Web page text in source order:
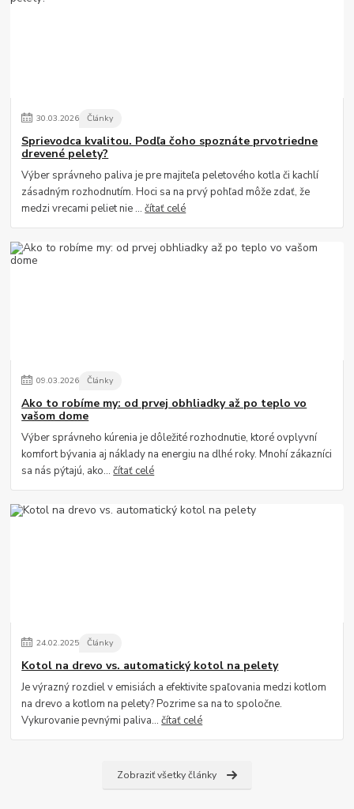
30.03.2026 Články
Sprievodca kvalitou. Podľa čoho spoznáte prvotriedne
drevené pelety?
Výber správneho paliva je pre majiteľa peletového kotla či kachlí
zásadným rozhodnutím. Hoci sa na prvý pohľad môže zdať, že
medzi vrecami peliet nie ...čítať celé
09.03.2026 Články
Ako to robíme my: od prvej obhliadky až po teplo vo
vašom dome
Výber správneho kúrenia je dôležité rozhodnutie, ktoré ovplyvní
komfort bývania aj náklady na energiu na dlhé roky. Mnohí zákazníci
sa nás pýtajú, ako...čítať celé
24.02.2025 Články
Kotol na drevo vs. automatický kotol na pelety
Je výrazný rozdiel v emisiách a efektivite spaľovania medzi kotlom
na drevo a kotlom na pelety? Pozrime sa na to spoločne.
Vykurovanie pevnými paliva...čítať celé
Zobraziť všetky články